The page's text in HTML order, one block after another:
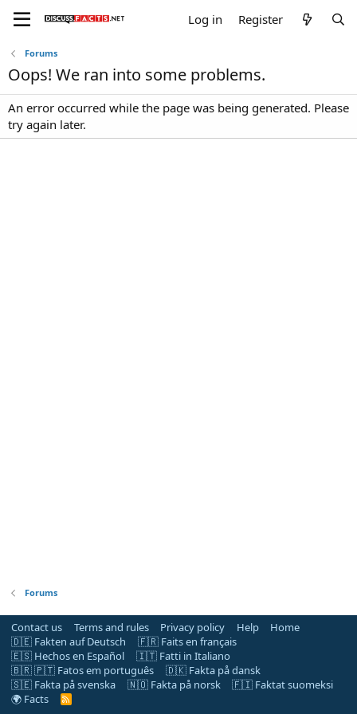
Log in Register
Forums
Oops! We ran into some problems.
An error occurred while the page was being generated. Please
try again later.
Forums
Contact us Terms and rules Privacy policy Help
Home
🇩🇪 Fakten auf Deutsch
🇫🇷 Faits en français
🇪🇸 Hechos en Español
🇮🇹 Fatti in Italiano
🇧🇷 🇵🇹 Fatos em português
🇩🇰 Fakta på dansk
🇸🇪 Fakta på svenska
🇳🇴 Fakta på norsk
🇫🇮 Faktat suomeksi
🌍 Facts
R